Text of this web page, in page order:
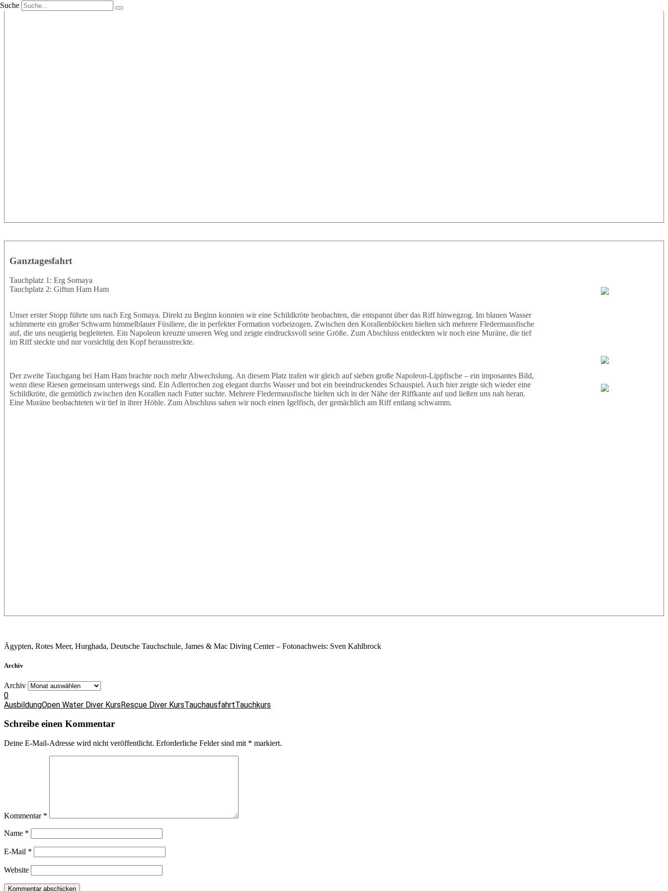
Suche
Ganztagesfahrt
Tauchplatz 1: Erg Somaya
Tauchplatz 2: Giftun Ham Ham
Unser erster Stopp führte uns nach Erg Somaya. Direkt zu Beginn konnten wir eine Schildkröte beobachten, die entspannt über das Riff hinwegzog. Im blauen Wasser
schimmerte ein großer Schwarm himmelblauer Füsiliere, die in perfekter Formation vorbeizogen. Zwischen den Korallenblöcken hielten sich mehrere Fledermausfische
auf, die uns neugierig begleiteten. Ein Napoleon kreuzte unseren Weg und zeigte eindrucksvoll seine Größe. Zum Abschluss entdeckten wir noch eine Muräne, die tief
im Riff steckte und nur vorsichtig den Kopf herausstreckte.
Der zweite Tauchgang bei Ham Ham brachte noch mehr Abwechslung. An diesem Platz trafen wir gleich auf sieben große Napoleon-Lippfische – ein imposantes Bild,
wenn diese Riesen gemeinsam unterwegs sind. Ein Adlerrochen zog elegant durchs Wasser und bot ein beeindruckendes Schauspiel. Auch hier zeigte sich wieder eine
Schildkröte, die gemütlich zwischen den Korallen nach Futter suchte. Mehrere Fledermausfische hielten sich in der Nähe der Riffkante auf und ließen uns nah heran.
Eine Muräne beobachteten wir tief in ihrer Höhle. Zum Abschluss sahen wir noch einen Igelfisch, der gemächlich am Riff entlang schwamm.
Ägypten, Rotes Meer, Hurghada, Deutsche Tauchschule, James & Mac Diving Center – Fotonachweis: Sven Kahlbrock
Archiv
Archiv
0
AusbildungOpen Water Diver KursRescue Diver KursTauchausfahrtTauchkurs
Schreibe einen Kommentar
Deine E-Mail-Adresse wird nicht veröffentlicht. Erforderliche Felder sind mit * markiert.
Kommentar *
Name *
E-Mail *
Website